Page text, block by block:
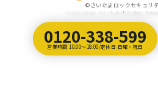
0120-338-599
営業時間 10:00～18:00/定休日 日曜・祝日
©さいたまロックセキュリ
〒330-0846 さいたま市大宮区大門
Designed by
埼玉のホームページ制作会社｜ティラ